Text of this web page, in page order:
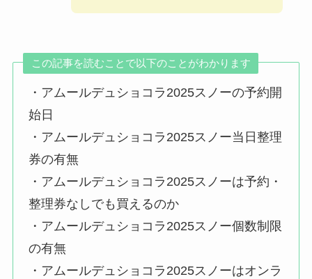
この記事を読むことで以下のことがわかります
・アムールデュショコラ2025スノーの予約開
始日
・アムールデュショコラ2025スノー当日整理
券の有無
・アムールデュショコラ2025スノーは予約・
整理券なしでも買えるのか
・アムールデュショコラ2025スノー個数制限
の有無
・アムールデュショコラ2025スノーはオンラ